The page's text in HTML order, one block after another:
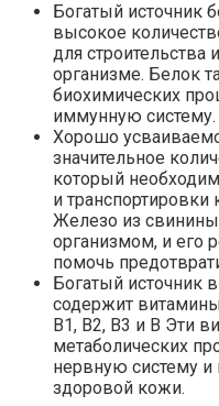
Богатый источник
высокое
для строительства
организме. Белок
биохимических
иммунную систему.
Хорошо
значительное
который
и транспортировки
Железо из свинины
организмом, и его
помочь
Богатый источник
содержит
В1, В2, В3 и В Эти
метаболических
нервную систему
здоровой кожи.